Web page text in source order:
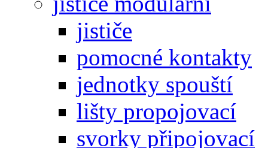
jističe
pomocné kontakty
jednotky spouští
lišty propojovací
svorky připojovací